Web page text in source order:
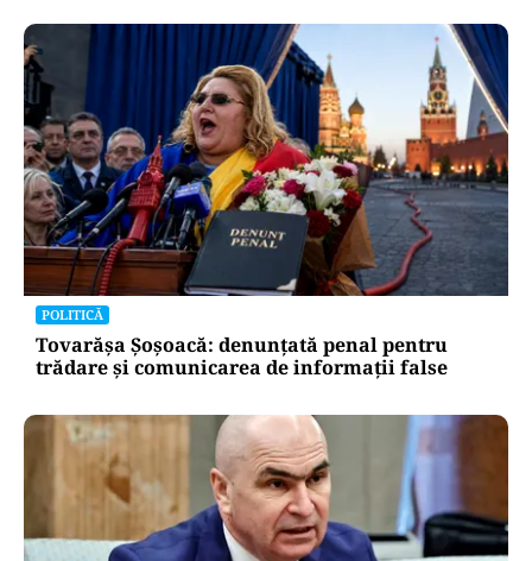
POLITICĂ
Tovarășa Șoșoacă: denunțată penal pentru
trădare și comunicarea de informații false